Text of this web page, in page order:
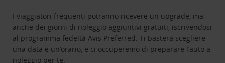
I viaggiatori frequenti potranno ricevere un upgrade, ma
anche dei giorni di noleggio aggiuntivi gratuiti, iscrivendosi
al programma fedeltàAvis Preferred. Ti basterà scegliere
una data e un’orario, e ci occuperemo di preparare l’auto a
noleggio per te.